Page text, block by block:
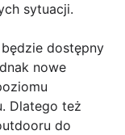
sytuacji.
dostępny
nowe
Dlatego też
do